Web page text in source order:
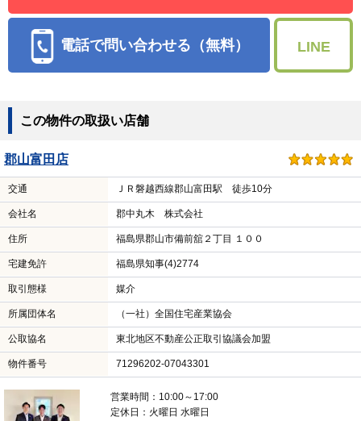
電話で問い合わせる（無料） LINE
この物件の取扱い店舗
郡山富田店
交通 ＪＲ磐越西線郡山富田駅 徒歩10分
会社名 郡中丸木 株式会社
住所 福島県郡山市備前舘２丁目 １００
宅建免許 福島県知事(4)2774
取引態様 媒介
所属団体名 （一社）全国住宅産業協会
公取協名 東北地区不動産公正取引協議会加盟
物件番号 71296202-07043301
営業時間：10:00～17:00
定休日：火曜日 水曜日